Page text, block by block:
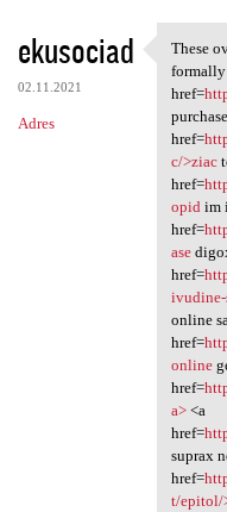
ekusociad
02.11.2021
Adres
These
These
formally
href=
href=
c/>ziac
href=
opid im
href=
ase
href=
ivudine-
online
href=
online
href=
a><a
href=
suprax
href=
t/epitol/